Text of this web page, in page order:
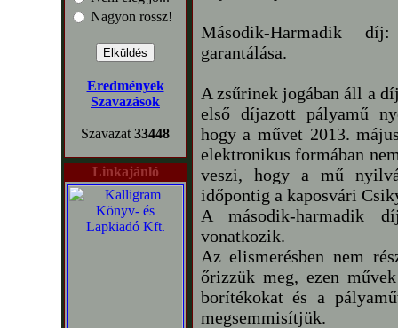
Nagyon rossz!
Eredmények
Szavazások
Szavazat 33448
Linkajánló
Második-Harmadik
garantálása.
A zsűrinek jogában áll a
első díjazott pályamű
hogy a művet 2013.
elektronikus formában
veszi, hogy a mű
időpontig a kaposvári
A második-harmadik
vonatkozik.
Az elismerésben nem
őrizzük meg, ezen
borítékokat és a
megsemmisítjük.